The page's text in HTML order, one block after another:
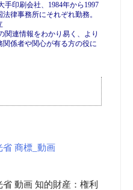
手印刷会社、1984年から1997
律事務所にそれぞれ勤務。
関連情報をわかり易く、より
係者や関心が有る方の役に
省 商標_動画
動画 知的財産：権利